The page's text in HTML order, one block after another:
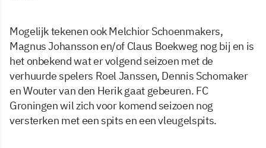
Mogelijk tekenen ook Melchior Schoenmakers,
Magnus Johansson en/of Claus Boekweg nog bij en is
het onbekend wat er volgend seizoen met de
verhuurde spelers Roel Janssen, Dennis Schomaker
en Wouter van den Herik gaat gebeuren. FC
Groningen wil zich voor komend seizoen nog
versterken met een spits en een vleugelspits.